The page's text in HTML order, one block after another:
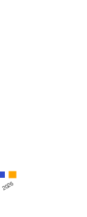
2026